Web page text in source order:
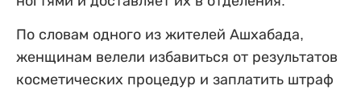
По словам одного из жителей Ашхабада,
женщинам велели избавиться от результатов
косметических процедур и заплатить штраф